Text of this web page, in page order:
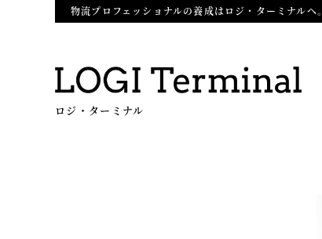
物流プロフェッショナルの養成はロジ・ターミナルへ。
ロジ・ターミナル